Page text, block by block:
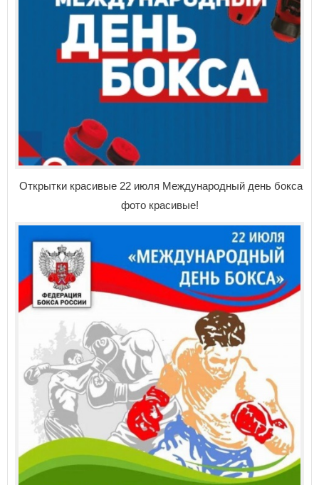
Открытки красивые 22 июля Международный день бокса
фото красивые!